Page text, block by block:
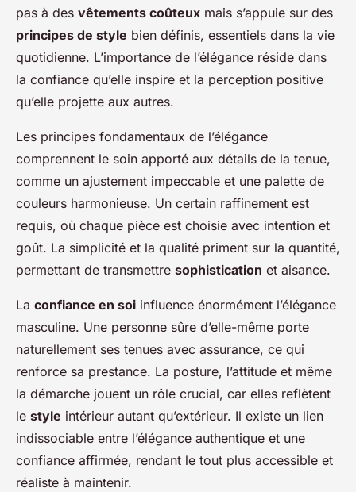
pas à des vêtements coûteux mais s’appuie sur des
principes de style bien définis, essentiels dans la vie
quotidienne. L’importance de l’élégance réside dans
la confiance qu’elle inspire et la perception positive
qu’elle projette aux autres.
Les principes fondamentaux de l’élégance
comprennent le soin apporté aux détails de la tenue,
comme un ajustement impeccable et une palette de
couleurs harmonieuse. Un certain raffinement est
requis, où chaque pièce est choisie avec intention et
goût. La simplicité et la qualité priment sur la quantité,
permettant de transmettre sophistication et aisance.
La confiance en soi influence énormément l’élégance
masculine. Une personne sûre d’elle-même porte
naturellement ses tenues avec assurance, ce qui
renforce sa prestance. La posture, l’attitude et même
la démarche jouent un rôle crucial, car elles reflètent
le style intérieur autant qu’extérieur. Il existe un lien
indissociable entre l’élégance authentique et une
confiance affirmée, rendant le tout plus accessible et
réaliste à maintenir.